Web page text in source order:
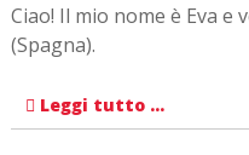
Ciao! Il mio nome è Eva e
(Spagna).
Leggi tutto …